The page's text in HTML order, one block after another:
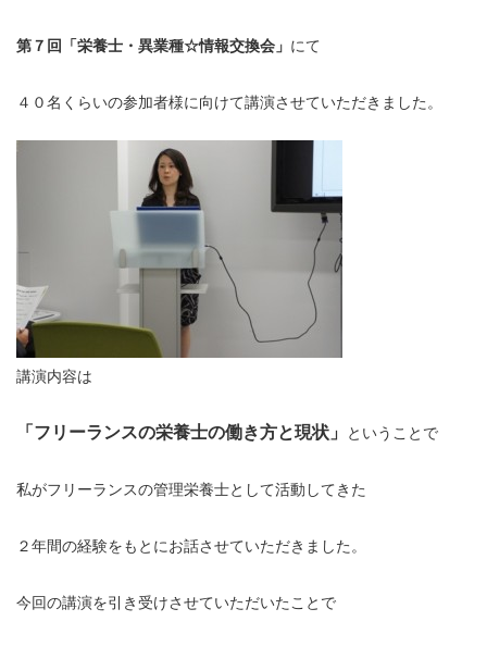
第７回「栄養士・異業種☆情報交換会」 にて
４０名くらいの参加者様に向けて講演させていただきました。
講演内容は
「フリーランスの栄養士の働き方と現状」 ということで
私がフリーランスの管理栄養士として活動してきた
２年間の経験をもとにお話させていただきました。
今回の講演を引き受けさせていただいたことで